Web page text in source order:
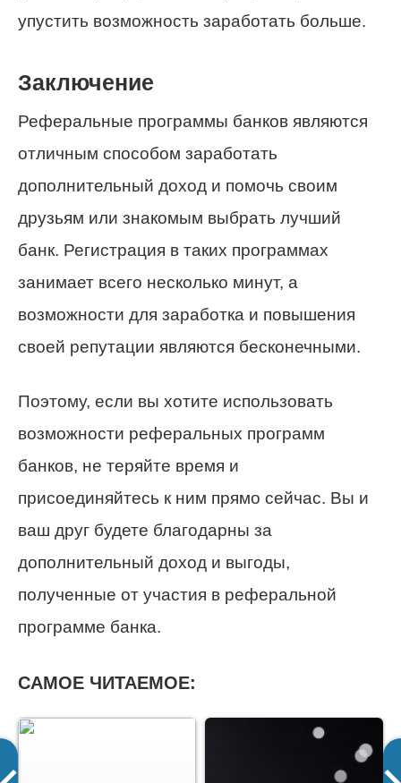
упустить возможность заработать больше.
Заключение
Реферальные программы банков являются
отличным способом заработать
дополнительный доход и помочь своим
друзьям или знакомым выбрать лучший
банк. Регистрация в таких программах
занимает всего несколько минут, а
возможности для заработка и повышения
своей репутации являются бесконечными.
Поэтому, если вы хотите использовать
возможности реферальных программ
банков, не теряйте время и
присоединяйтесь к ним прямо сейчас. Вы и
ваш друг будете благодарны за
дополнительный доход и выгоды,
полученные от участия в реферальной
программе банка.
САМОЕ ЧИТАЕМОЕ: